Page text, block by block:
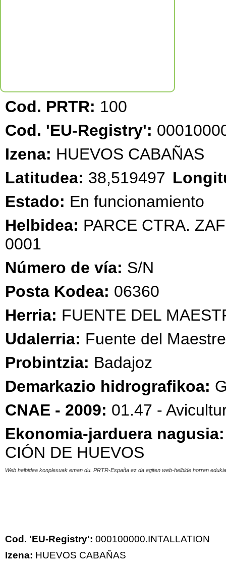
Cod. PRTR: 100
Cod. 'EU-Registry':
Izena: HUEVOS CABAÑAS
Latitudea: 38,519497
Estado: En funcionamiento
Helbidea: PARCE CTRA.
0001
Número de vía: S/N
Posta Kodea: 06360
Herria: FUENTE DEL
Udalerria: Fuente del Maestre
Probintzia: Badajoz
Demarkazio hidrografikoa:
CNAE - 2009: 01.47 -
Ekonomia-jarduera nagusia:
CIÓN DE HUEVOS
Web helbidea konplexuak eman du. PRTR-España ez da egiten web-helbide horren
Cod. 'EU-Registry': 000100000.INTALLATION
Izena: HUEVOS CABAÑAS